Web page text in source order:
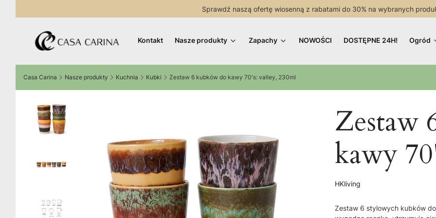
Sprawdź naszą ofertę wiosenną z rabatami do 30% na wybranych
Kontakt Nasze produkty Zapachy NOWOŚCI DOSTĘPNE 24H! Ogród
Casa Carina Nasze produkty Kuchnia Kubki Zestaw 6 kubków do kawy 70's: valley, 230ml
Zestaw
kawy
HKliving
Zestaw 6 stylowych kubków